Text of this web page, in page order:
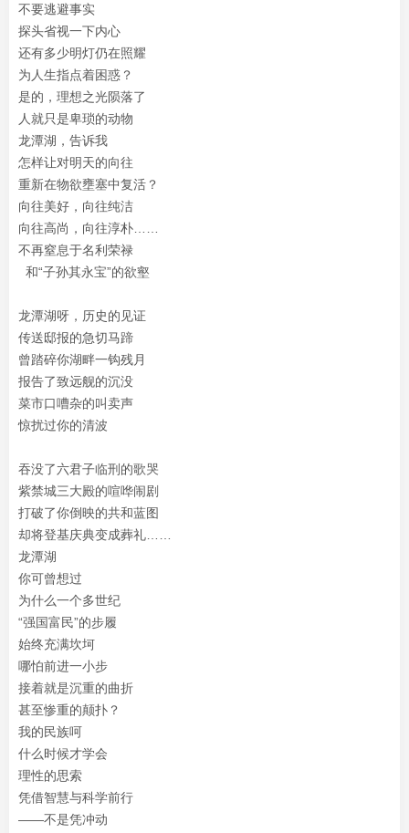
不要逃避事实
探头省视一下内心
还有多少明灯仍在照耀
为人生指点着困惑？
是的，理想之光陨落了
人就只是卑琐的动物
龙潭湖，告诉我
怎样让对明天的向往
重新在物欲壅塞中复活？
向往美好，向往纯洁
向往高尚，向往淳朴……
不再窒息于名利荣禄
和“子孙其永宝”的欲壑
龙潭湖呀，历史的见证
传送邸报的急切马蹄
曾踏碎你湖畔一钩残月
报告了致远舰的沉没
菜市口嘈杂的叫卖声
惊扰过你的清波
吞没了六君子临刑的歌哭
紫禁城三大殿的喧哗闹剧
打破了你倒映的共和蓝图
却将登基庆典变成葬礼……
龙潭湖
你可曾想过
为什么一个多世纪
“强国富民”的步履
始终充满坎坷
哪怕前进一小步
接着就是沉重的曲折
甚至惨重的颠扑？
我的民族呵
什么时候才学会
理性的思索
凭借智慧与科学前行
——不是凭冲动